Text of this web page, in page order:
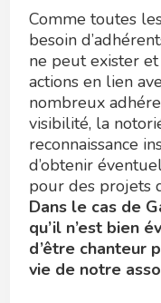
Comme toutes
besoin
ne peut exister
actions en lien
nombreux
visibilité, la
reconnaissance
d’obtenir
pour des projets
Dans le cas de
qu’il n’est bien
d’être chanteur
vie de notre